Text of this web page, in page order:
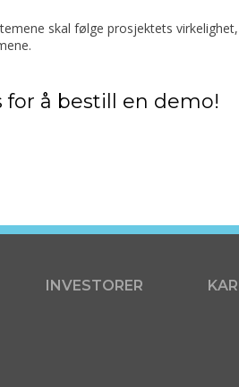
skal følge prosjektets
for å bestill en demo!
INVESTORER